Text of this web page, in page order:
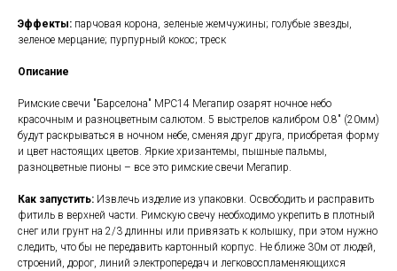
Эффекты: парчовая корона, зеленые жемчужины; голубые звезды,
зеленое мерцание; пурпурный кокос; треск
Описание
Римские свечи "Барселона" МРС14 Мегапир озарят ночное небо
красочным и разноцветным салютом. 5 выстрелов калибром 0.8" (20мм)
будут раскрываться в ночном небе, сменяя друг друга, приобретая форму
и цвет настоящих цветов. Яркие хризантемы, пышные пальмы,
разноцветные пионы – все это римские свечи Мегапир.
Как запустить: Извлечь изделие из упаковки. Освободить и расправить
фитиль в верхней части. Римскую свечу необходимо укрепить в плотный
снег или грунт на 2/3 длинны или привязать к колышку, при этом нужно
следить, что бы не передавить картонный корпус. Не ближе 30м от людей,
строений, дорог, линий электропередач и легковоспламеняющихся